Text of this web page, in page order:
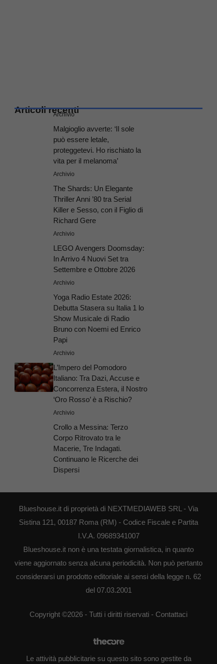
Articoli recenti
Archivio
Malgioglio avverte: ‘Il sole
può essere letale,
proteggetevi. Ho rischiato la
vita per il melanoma’
Archivio
The Shards: Un Elegante
Thriller Anni ’80 tra Serial
Killer e Sesso, con il Figlio di
Richard Gere
Archivio
LEGO Avengers Doomsday:
In Arrivo 4 Nuovi Set tra
Settembre e Ottobre 2026
Archivio
Yoga Radio Estate 2026:
Debutta Stasera su Italia 1 lo
Show Musicale di Radio
Bruno con Noemi ed Enrico
Papi
Archivio
L’Impero del Pomodoro
Italiano: Tra Dazi, Accuse e
Concorrenza Estera, il Nostro
‘Oro Rosso’ è a Rischio?
Archivio
Crollo a Messina: Terzo
Corpo Ritrovato tra le
Macerie, Tre Indagati.
Continuano le Ricerche dei
Dispersi
Blueshouse.it di proprietà di NEXTMEDIAWEB SRL - Via
Sistina 121, 00187 Roma (RM) - Codice Fiscale e Partita
I.V.A. 09689341007
Blueshouse.it non è una testata giornalistica, in quanto
viene aggiornato senza alcuna periodicità. Non può pertanto
considerarsi un prodotto editoriale ai sensi della legge n. 62
del 07.03.2001
Copyright ©2026 - Tutti i diritti riservati - Contattaci
Le attività pubblicitarie su questo sito sono gestite da